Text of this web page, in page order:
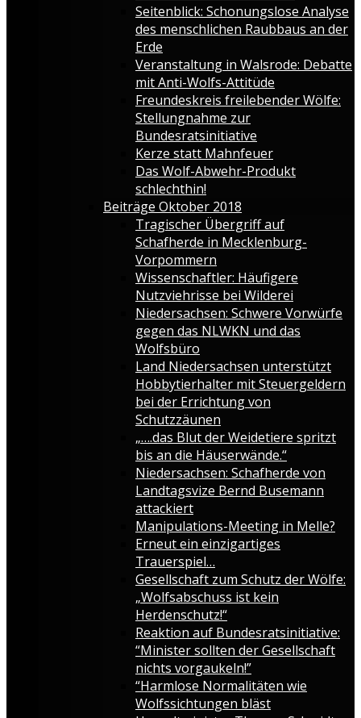
Seitenblick: Schonungslose Analyse
des menschlichen Raubbaus an der
Erde
Veranstaltung in Walsrode: Debatte
mit Anti-Wolfs-Attitüde
Freundeskreis freilebender Wölfe:
Stellungnahme zur
Bundesratsinitiative
Kerze statt Mahnfeuer
Das Wolf-Abwehr-Produkt
schlechthin!
Beiträge Oktober 2018
Tragischer Übergriff auf
Schafherde in Mecklenburg-
Vorpommern
Wissenschaftler: Häufigere
Nutzviehrisse bei Wilderei
Niedersachsen: Schwere Vorwürfe
gegen das NLWKN und das
Wolfsbüro
Land Niedersachsen unterstützt
Hobbytierhalter mit Steuergeldern
bei der Errichtung von
Schutzzäunen
„….das Blut der Weidetiere spritzt
bis an die Häuserwände.“
Niedersachsen: Schafherde von
Landtagsvize Bernd Busemann
attackiert
Manipulations-Meeting in Melle?
Erneut ein einzigartiges
Trauerspiel…
Gesellschaft zum Schutz der Wölfe:
„Wolfsabschuss ist kein
Herdenschutz!“
Reaktion auf Bundesratsinitiative:
“Minister sollten der Gesellschaft
nichts vorgaukeln!”
“Harmlose Normalitäten wie
Wolfssichtungen bläst